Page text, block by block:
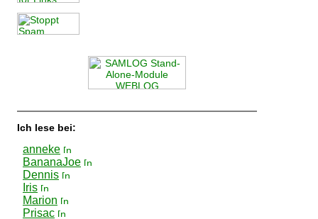
Ich lese bei:
anneke
BananaJoe
Dennis
Iris
Marion
Prisac